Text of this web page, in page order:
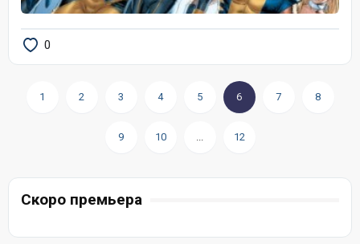
0
1 2 3 4 5 6 7 8
9 10 ... 12
Скоро премьера